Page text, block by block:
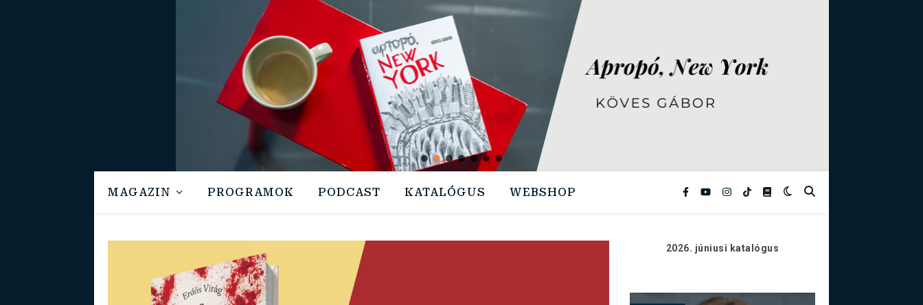
MAGAZIN PROGRAMOK PODCAST KATALÓGUS WEBSHOP
2026. júniusi katalógus